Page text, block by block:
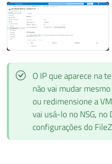
O IP que aparece na
não vai mudar
ou redimensione a
vai usá-lo no NSG, no
configurações do